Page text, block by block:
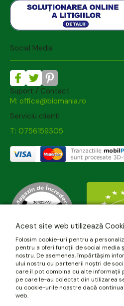
Social Media
Suport / Contact
M: office@biomania.ro
Serviciu clienti
T: 0756159305
Acest site web utilizează
Folosim cookie-uri pentru a
pentru a oferi funcții de social media
nostru. De asemenea, împărtășim
ului nostru cu partenerii noștri de
care îl pot combina cu alte informații
pe care le-au colectat din utilizarea
cu cookie-urile noastre dacă
web.